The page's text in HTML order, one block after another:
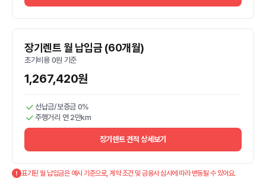
장기렌트 월 납입금 (60개월)
초기비용 0원 기준
1,267,420원
선납금/보증금 0%
주행거리 연 2만km
장기렌트 견적 상세보기
표기된 월 납입금은 예시 기준으로, 계약 조건 및 금융사 심사에 따라 변동될 수 있어요.